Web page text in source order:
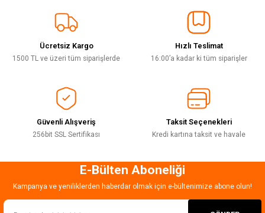
Ürün resmi kalitesiz, bozuk veya görüntülenemiyor.
Ürün açıklamasında eksik bilgiler bulunuyor.
Ürün bilgilerinde hatalar bulunuyor.
Bu ürüne benzer farklı alternatifler olmalı.
Gönder
Deneyimini Paylaş
Ücretsiz Kargo
1500 TL ve üzeri tüm siparişlerde
Hızlı Teslimat
16:00’a kadar ki tüm siparişler
Güvenli Alışveriş
256bit SSL Sertifikası
Taksit Seçenekleri
Kredi kartına taksit ve havale
E-Bülten Aboneliği
Kampanya ve yeniliklerden haberdar olmak için e-bültenimize abone olun!